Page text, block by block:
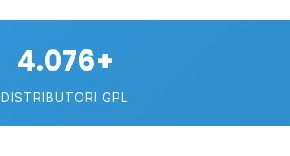
4.076+
DISTRIBUTORI GPL